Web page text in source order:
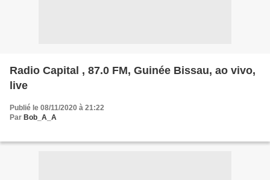
Radio Capital , 87.0 FM, Guinée Bissau, ao vivo,
live
Publié le 08/11/2020 à 21:22
Par Bob_A_A